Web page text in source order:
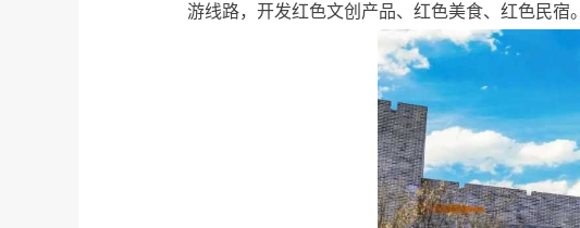
游线路，开发红色文创产品、红色美食、红色民宿。